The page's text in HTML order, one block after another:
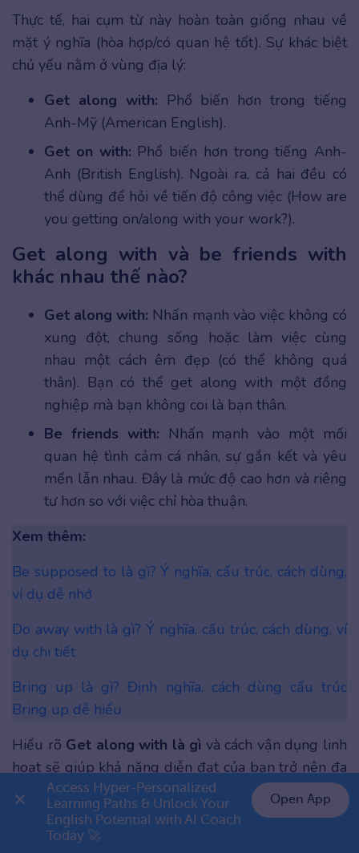
Thực tế, hai cụm từ này hoàn toàn giống nhau về
mặt ý nghĩa (hòa hợp/có quan hệ tốt). Sự khác biệt
chủ yếu nằm ở vùng địa lý:
Get along with: Phổ biến hơn trong tiếng
Anh-Mỹ (American English).
Get on with: Phổ biến hơn trong tiếng Anh-
Anh (British English). Ngoài ra, cả hai đều có
thể dùng để hỏi về tiến độ công việc (How are
you getting on/along with your work?).
Get along with và be friends with
khác nhau thế nào?
Get along with: Nhấn mạnh vào việc không có
xung đột, chung sống hoặc làm việc cùng
nhau một cách êm đẹp (có thể không quá
thân). Bạn có thể get along with một đồng
nghiệp mà bạn không coi là bạn thân.
Be friends with: Nhấn mạnh vào một mối
quan hệ tình cảm cá nhân, sự gắn kết và yêu
mến lẫn nhau. Đây là mức độ cao hơn và riêng
tư hơn so với việc chỉ hòa thuận.
Xem thêm:
Be supposed to là gì? Ý nghĩa, cấu trúc, cách dùng,
ví dụ dễ nhớ
Do away with là gì? Ý nghĩa, cấu trúc, cách dùng, ví
dụ chi tiết
Bring up là gì? Định nghĩa, cách dùng cấu trúc
Bring up dễ hiểu
Hiểu rõ Get along with là gì và cách vận dụng linh
hoạt sẽ giúp khả năng diễn đạt của bạn trở nên đa
dạng và tinh tế hơn rất nhiều. Nếu bạn đang tìm
kiếm thêm những cụm từ khác để làm phong phú
vốn từ vựng của mình, đừng bỏ lỡ kho tài liệu khổng
👉 Premium 1 năm chỉ 799K
Access Hyper-Personalized
Learning Paths & Unlock Your
English Potential with AI Coach
Today 🚀
Open App